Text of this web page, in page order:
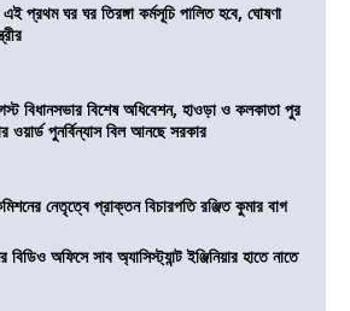
এই প্রথম ঘর ঘর তিরঙ্গা কর্মসূচি পালিত হবে, ঘোষণা
বিধানসভার বিশেষ অধিবেশন, হাওড়া ও কলকাতা পুর
ওয়ার্ড পুনর্বিন্যাস বিল আনছে সরকার
নেতৃত্বে প্রাক্তন বিচারপতি রঞ্জিত কুমার বাগ
বিডিও অফিসে সাব অ্যাসিস্ট্যান্ট ইঞ্জিনিয়ার হাতে নাতে